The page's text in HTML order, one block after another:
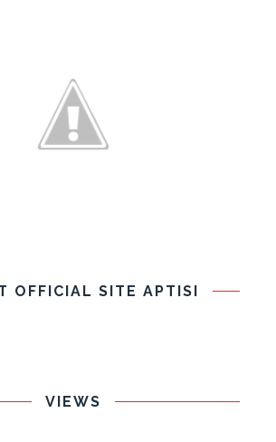
OFFICIAL SITE APTISI
VIEWS